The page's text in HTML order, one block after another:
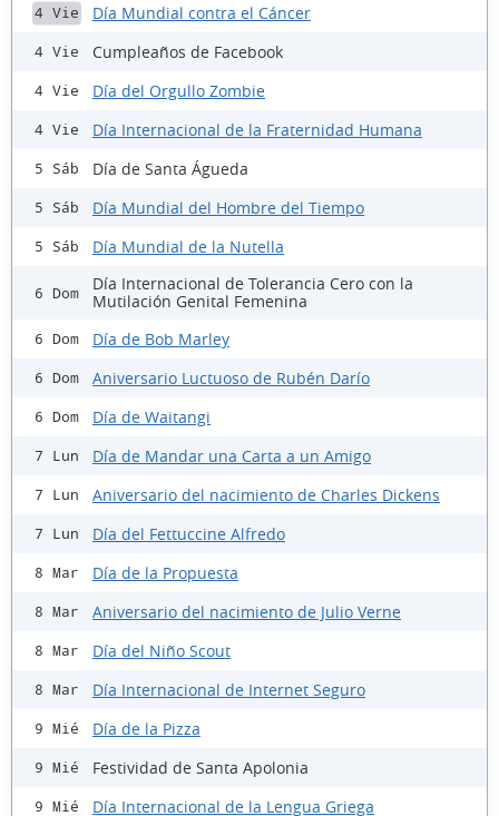
4 Vie Día Mundial contra el Cáncer
4 Vie Cumpleaños de Facebook
4 Vie Día del Orgullo Zombie
4 Vie Día Internacional de la Fraternidad Humana
5 Sáb Día de Santa Águeda
5 Sáb Día Mundial del Hombre del Tiempo
5 Sáb Día Mundial de la Nutella
6 Dom
Día Internacional de Tolerancia Cero con la
Mutilación Genital Femenina
6 Dom Día de Bob Marley
6 Dom Aniversario Luctuoso de Rubén Darío
6 Dom Día de Waitangi
7 Lun Día de Mandar una Carta a un Amigo
7 Lun Aniversario del nacimiento de Charles Dickens
7 Lun Día del Fettuccine Alfredo
8 Mar Día de la Propuesta
8 Mar Aniversario del nacimiento de Julio Verne
8 Mar Día del Niño Scout
8 Mar Día Internacional de Internet Seguro
9 Mié Día de la Pizza
9 Mié Festividad de Santa Apolonia
9 Mié Día Internacional de la Lengua Griega